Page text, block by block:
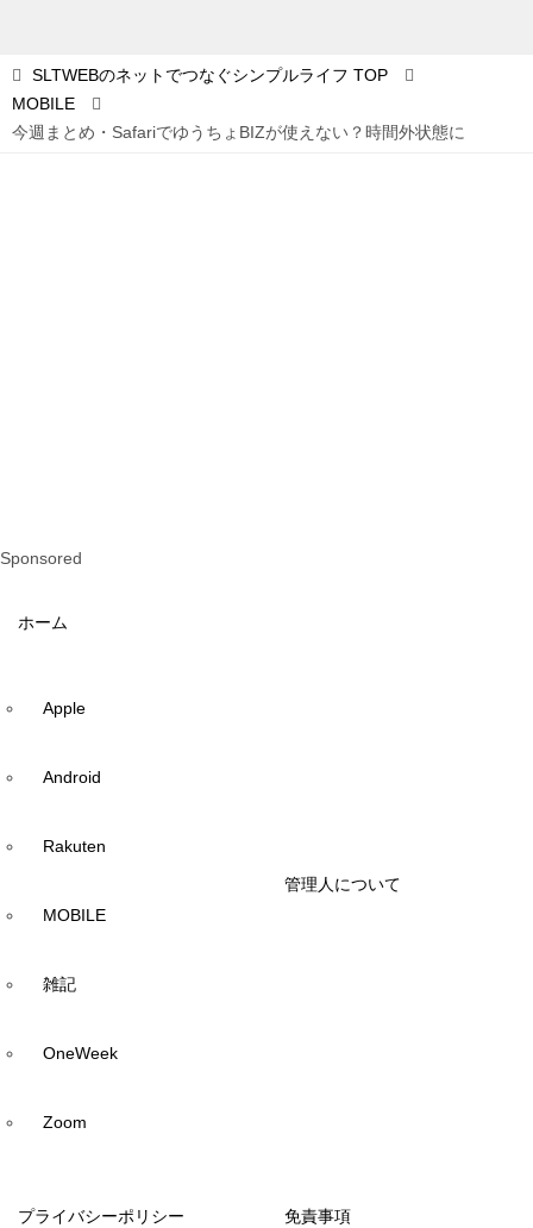
SLTWEBのネットでつなぐシンプルライフ TOP
MOBILE
今週まとめ・SafariでゆうちょBIZが使えない？時間外状態に
Sponsored
ホーム
Apple
Android
Rakuten
MOBILE
雑記
OneWeek
Zoom
管理人について
プライバシーポリシー 免責事項